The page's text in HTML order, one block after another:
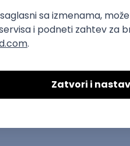
video editovanje u